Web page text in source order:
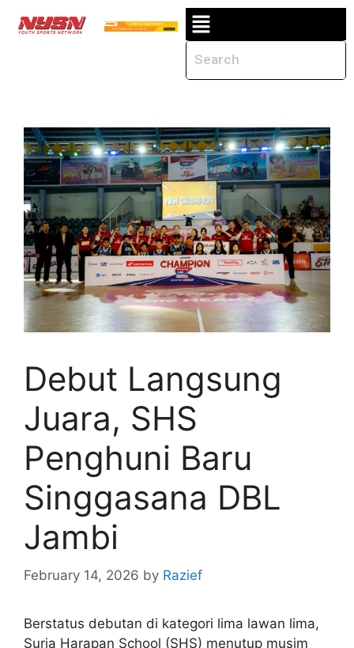
Debut Langsung
Juara, SHS
Penghuni Baru
Singgasana DBL
Jambi
February 14, 2026 by Razief
Berstatus debutan di kategori lima lawan lima,
Suria Harapan School (SHS) menutup musim